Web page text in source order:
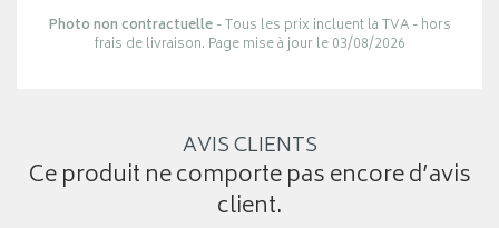
Photo non contractuelle- Tous les prix incluent la TVA - hors
frais de livraison. Page mise à jour le 03/08/2026
AVIS CLIENTS
Ce produit ne comporte pas encore d’avis
client.